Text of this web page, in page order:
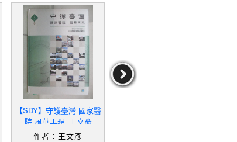
【SDY】守護臺灣 國家醫
院 風華再現_王文彥
作者：王文彥